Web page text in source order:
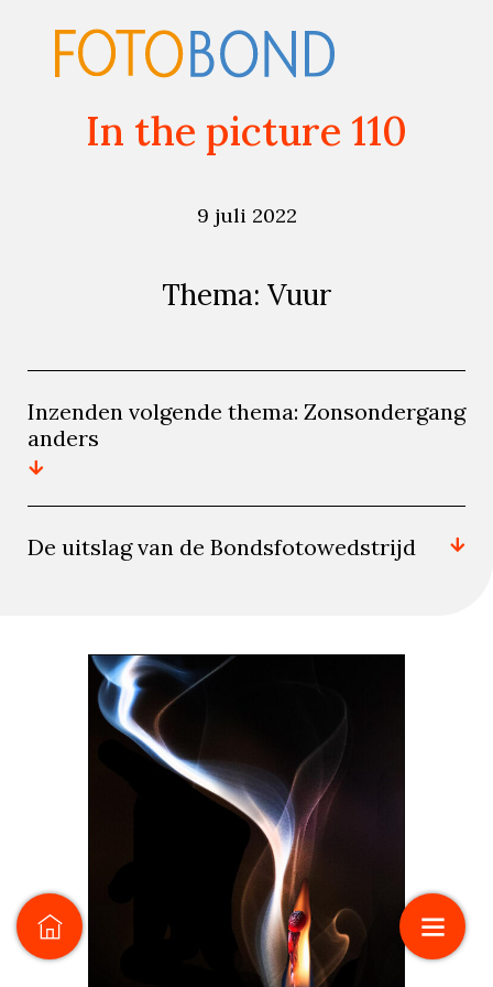
In the picture 110
9 juli 2022
Thema: Vuur
Inzenden volgende thema: Zonsondergang
anders
De uitslag van de Bondsfotowedstrijd